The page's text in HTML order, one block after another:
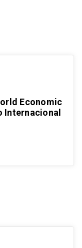
Economic
Internacional